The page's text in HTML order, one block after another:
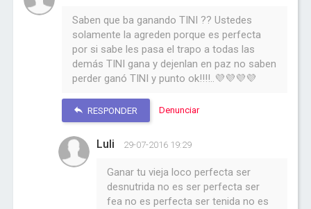
Saben que ba ganando TINI ?? Ustedes
solamente la agreden porque es perfecta
por si sabe les pasa el trapo a todas las
demás TINI gana y dejenlan en paz no saben
perder ganó TINI y punto ok!!!!..💜💜💜💜
RESPONDER Denunciar
Luli 29-07-2016 19:29
Ganar tu vieja loco perfecta ser
desnutrida no es ser perfecta ser
fea no es perfecta ser tenida no es